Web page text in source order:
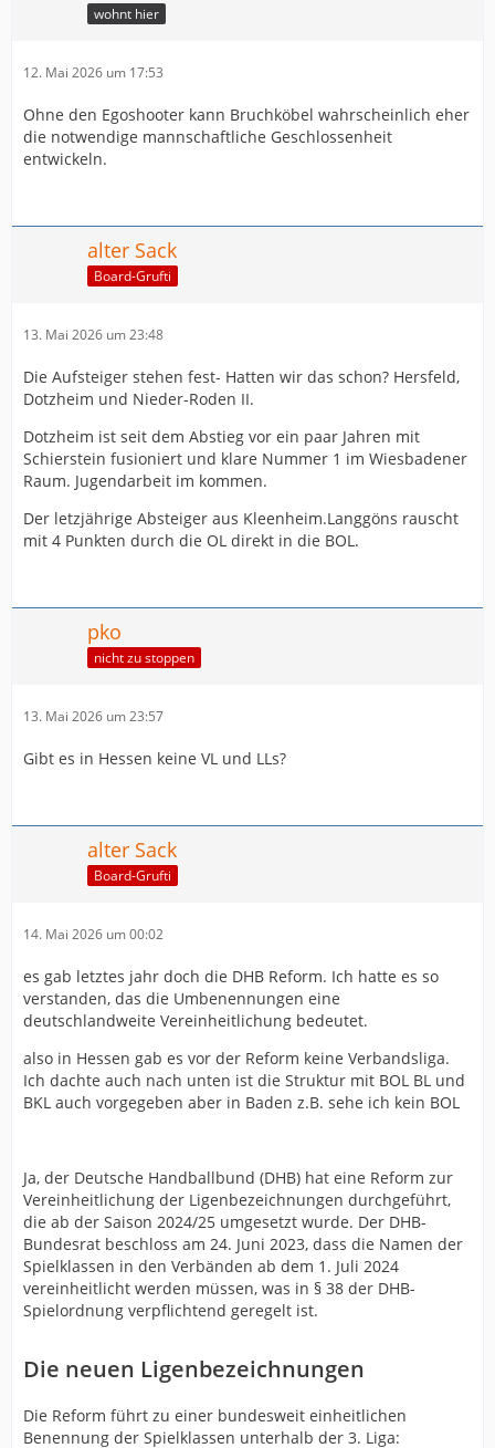
wohnt hier
12. Mai 2026 um 17:53
Ohne den Egoshooter kann Bruchköbel wahrscheinlich eher
die notwendige mannschaftliche Geschlossenheit
entwickeln.
alter Sack
Board-Grufti
13. Mai 2026 um 23:48
Die Aufsteiger stehen fest- Hatten wir das schon? Hersfeld,
Dotzheim und Nieder-Roden II.
Dotzheim ist seit dem Abstieg vor ein paar Jahren mit
Schierstein fusioniert und klare Nummer 1 im Wiesbadener
Raum. Jugendarbeit im kommen.
Der letzjährige Absteiger aus Kleenheim.Langgöns rauscht
mit 4 Punkten durch die OL direkt in die BOL.
pko
nicht zu stoppen
13. Mai 2026 um 23:57
Gibt es in Hessen keine VL und LLs?
alter Sack
Board-Grufti
14. Mai 2026 um 00:02
es gab letztes jahr doch die DHB Reform. Ich hatte es so
verstanden, das die Umbenennungen eine
deutschlandweite Vereinheitlichung bedeutet.
also in Hessen gab es vor der Reform keine Verbandsliga.
Ich dachte auch nach unten ist die Struktur mit BOL BL und
BKL auch vorgegeben aber in Baden z.B. sehe ich kein BOL
Ja, der Deutsche Handballbund (DHB) hat eine Reform zur
Vereinheitlichung der Ligenbezeichnungen durchgeführt,
die ab der Saison 2024/25 umgesetzt wurde. Der DHB-
Bundesrat beschloss am 24. Juni 2023, dass die Namen der
Spielklassen in den Verbänden ab dem 1. Juli 2024
vereinheitlicht werden müssen, was in § 38 der DHB-
Spielordnung verpflichtend geregelt ist.
Die neuen Ligenbezeichnungen
Die Reform führt zu einer bundesweit einheitlichen
Benennung der Spielklassen unterhalb der 3. Liga: